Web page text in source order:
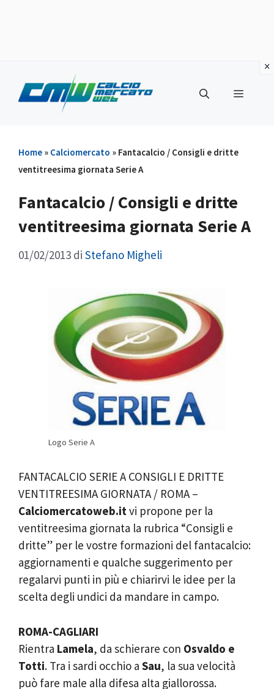
contenuto
Menu
Home » Calciomercato » Fantacalcio / Consigli e dritte
ventitreesima giornata Serie A
Fantacalcio / Consigli e dritte
ventitreesima giornata Serie A
01/02/2013 di Stefano Migheli
Logo Serie A
FANTACALCIO SERIE A CONSIGLI E DRITTE
VENTITREESIMA GIORNATA / ROMA –
Calciomercatoweb.itvi propone per la
ventitreesima giornata la rubrica “Consigli e
dritte” per le vostre formazioni del fantacalcio:
aggiornamenti e qualche suggerimento per
regalarvi punti in più e chiarirvi le idee per la
scelta degli undici da mandare in campo.
ROMA-CAGLIARI
Rientra Lamela, da schierare con Osvaldo e
Totti. Tra i sardi occhio a Sau, la sua velocità
può fare male alla difesa alta giallorossa.